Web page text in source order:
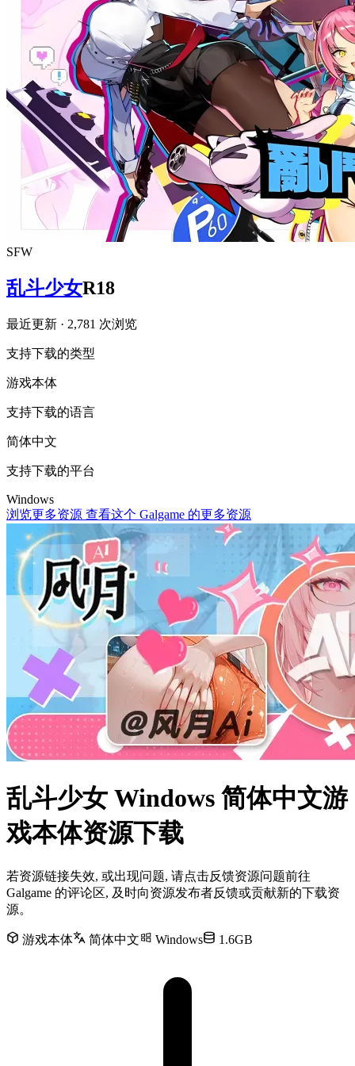
SFW
乱斗少女R18
最近更新 · 2,781 次浏览
支持下载的类型
游戏本体
支持下载的语言
简体中文
支持下载的平台
Windows
浏览更多资源 查看这个 Galgame 的更多资源
乱斗少女 Windows 简体中文游
戏本体资源下载
若资源链接失效, 或出现问题, 请点击反馈资源问题前往
Galgame 的评论区, 及时向资源发布者反馈或贡献新的下载资
源。
游戏本体 简体中文 Windows 1.6GB